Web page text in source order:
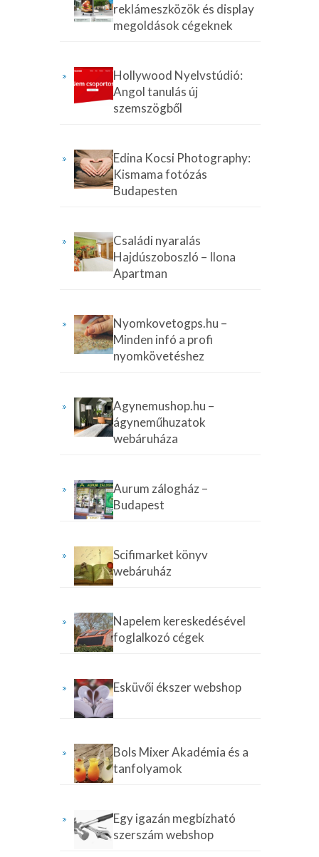
reklámeszközök és display
megoldások cégeknek
Hollywood Nyelvstúdió:
Angol tanulás új
szemszögből
Edina Kocsi Photography:
Kismama fotózás
Budapesten
Családi nyaralás
Hajdúszoboszló – Ilona
Apartman
Nyomkovetogps.hu –
Minden infó a profi
nyomkövetéshez
Agynemushop.hu –
ágyneműhuzatok
webáruháza
Aurum zálogház –
Budapest
Scifimarket könyv
webáruház
Napelem kereskedésével
foglalkozó cégek
Esküvői ékszer webshop
Bols Mixer Akadémia és a
tanfolyamok
Egy igazán megbízható
szerszám webshop